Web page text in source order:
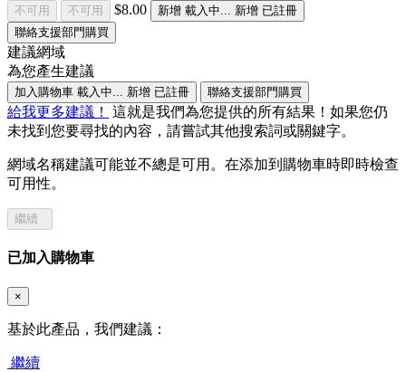
不可用 不可用 $8.00 新增 載入中... 新增 已註冊
聯絡支援部門購買
建議網域
為您產生建議
加入購物車 載入中... 新增 已註冊 聯絡支援部門購買
給我更多建議！
這就是我們為您提供的所有結果！如果您仍
未找到您要尋找的內容，請嘗試其他搜索詞或關鍵字。
網域名稱建議可能並不總是可用。在添加到購物車時即時檢查
可用性。
已加入購物車
×
基於此產品，我們建議：
繼續